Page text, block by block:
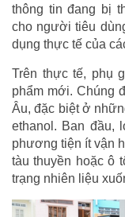
thông tin đang bị
cho người tiêu
dụng thực tế của
Trên thực tế, phụ
phẩm mới. Chúng
Âu, đặc biệt ở
ethanol. Ban đầu,
phương tiện ít vận
tàu thuyền hoặc ô
trạng nhiên liệu